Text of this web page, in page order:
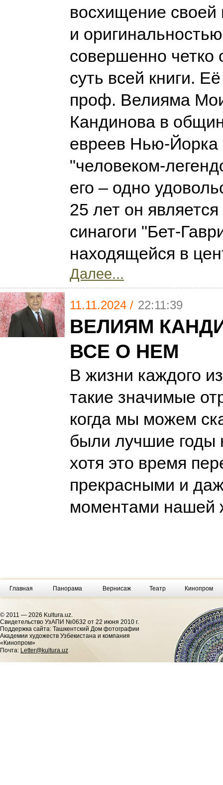
восхищение
и
совершенно четко
суть всей книги.
проф. Велияма
Кандинова в
евреев Нью-Йорка
"человеком-
его – одно
25 лет он
синагоги "Бет-
находящейся в
Далее...
11.11.2024 / 22:11:39
ВЕЛИЯМ
ВСЕ О НЕМ
В жизни каждого
такие значимые
когда мы можем
были лучшие годы
хотя это время
прекрасными и
моментами нашей
Главная Панорама Вернисаж Театр Кинопром
© 2011 — 2026 Kultura.uz.
Cвидетельство УзАПИ №0632 от 22 июня 2010 г.
Поддержка сайта: Ташкентский Дом фотографии
Академии художеств Узбекистана и компания
«Кинопром»
Почта: Letter@kultura.uz